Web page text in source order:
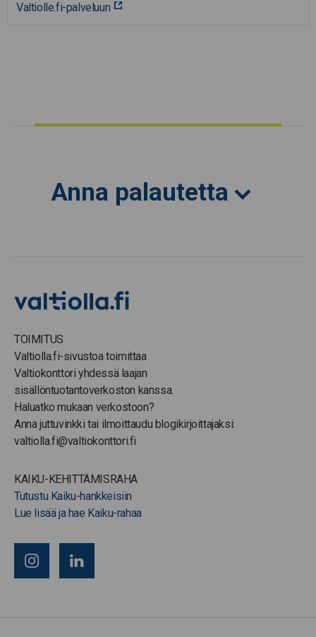
Valtiolle.fi-palveluun
Anna palautetta
TOIMITUS
Valtiolla.fi-sivustoa toimittaa
Valtiokonttori yhdessä laajan
sisällöntuotantoverkoston kanssa.
Haluatko mukaan verkostoon?
Anna juttuvinkki tai ilmoittaudu blogikirjoittajaksi:
valtiolla.fi@valtiokonttori.fi
KAIKU-KEHITTÄMISRAHA
Tutustu Kaiku-hankkeisiin
Lue lisää ja hae Kaiku-rahaa